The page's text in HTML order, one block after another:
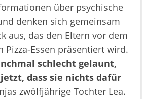
über psychische
denken sich gemeinsam
aus, das den Eltern vor dem
Pizza-Essen präsentiert wird.
schlecht gelaunt,
dass sie nichts dafür
zwölfjährige Tochter Lea.